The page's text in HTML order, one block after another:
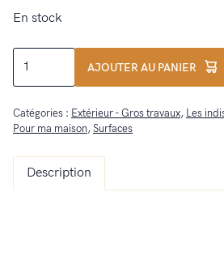
En stock
quantité
Duo
AJOUTER AU PANIER
Catégories : Extérieur - Gros travaux, Les
Pour ma maison,Surfaces
Description